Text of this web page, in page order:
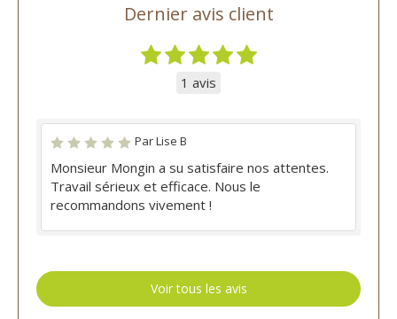
Dernier avis client
1 avis
Par Lise B
Monsieur Mongin a su satisfaire nos attentes.
Travail sérieux et efficace. Nous le
recommandons vivement !
Voir tous les avis